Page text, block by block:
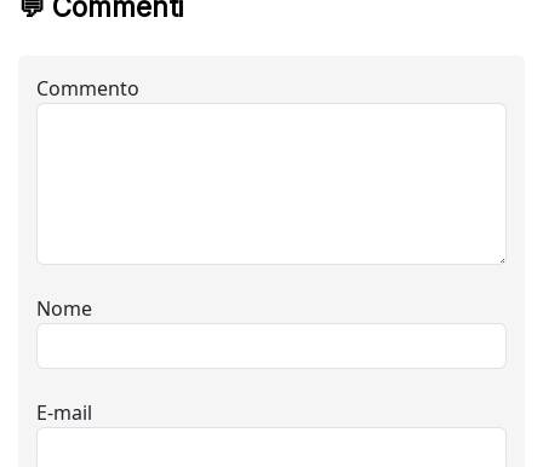
💬 Commenti